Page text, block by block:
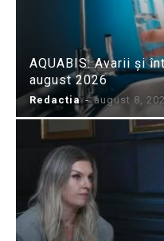
AQUABIS: Avarii și
august 2026
Redactia - august 8,